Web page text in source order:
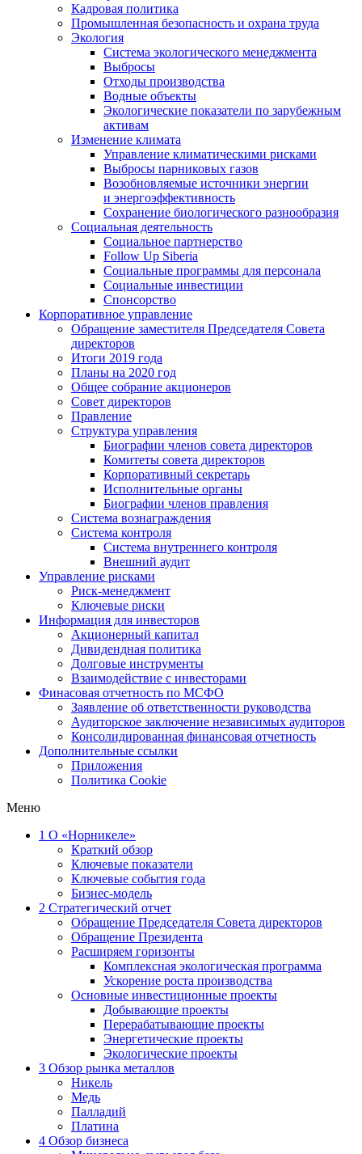
Кадровая политика
Промышленная безопасность и охрана труда
Экология
Система экологического менеджмента
Выбросы
Отходы производства
Водные объекты
Экологические показатели по зарубежным
активам
Изменение климата
Управление климатическими рисками
Выбросы парниковых газов
Возобновляемые источники энергии
и энергоэффективность
Сохранение биологического разнообразия
Социальная деятельность
Социальное партнерство
Follow Up Siberia
Социальные программы для персонала
Социальные инвестиции
Спонсорство
Корпоративное управление
Обращение заместителя Председателя Совета
директоров
Итоги 2019 года
Планы на 2020 год
Общее собрание акционеров
Совет директоров
Правление
Структура управления
Биографии членов совета директоров
Комитеты совета директоров
Корпоративный секретарь
Исполнительные органы
Биографии членов правления
Система вознаграждения
Система контроля
Система внутреннего контроля
Внешний аудит
Управление рисками
Риск-менеджмент
Ключевые риски
Информация для инвесторов
Акционерный капитал
Дивидендная политика
Долговые инструменты
Взаимодействие с инвеcторами
Финасовая отчетность по МСФО
Заявление об ответственности руководства
Аудиторское заключение независимых аудиторов
Консолидированная финансовая отчетность
Дополнительные ссылки
Приложения
Политика Cookie
Меню
1 О «Норникеле»
Краткий обзор
Ключевые показатели
Ключевые события года
Бизнес-модель
2 Стратегический отчет
Обращение Председателя Совета директоров
Обращение Президента
Расширяем горизонты
Комплексная экологическая программа
Ускорение роста производства
Основные инвестиционные проекты
Добывающие проекты
Перерабатывающие проекты
Энергетические проекты
Экологические проекты
3 Обзор рынка металлов
Никель
Медь
Палладий
Платина
4 Обзор бизнеса